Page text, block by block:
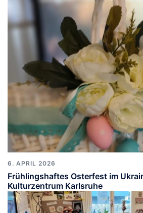
6. APRIL 2026
Frühlingshaftes Osterfest im
Kulturzentrum Karlsruhe